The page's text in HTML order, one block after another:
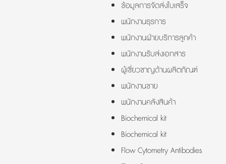
ข้อมูลการจัดส่งใบเสร็จ
พนักงานธุรการ
พนักงานฝ่ายบริการลูกค้า
พนักงานรับส่งเอกสาร
ผู้เชี่ยวชาญด้านผลิตภัณฑ์
พนักงานขาย
พนักงานคลังสินค้า
Biochemical kit
Biochemical kit
Flow Cytometry Antibodies